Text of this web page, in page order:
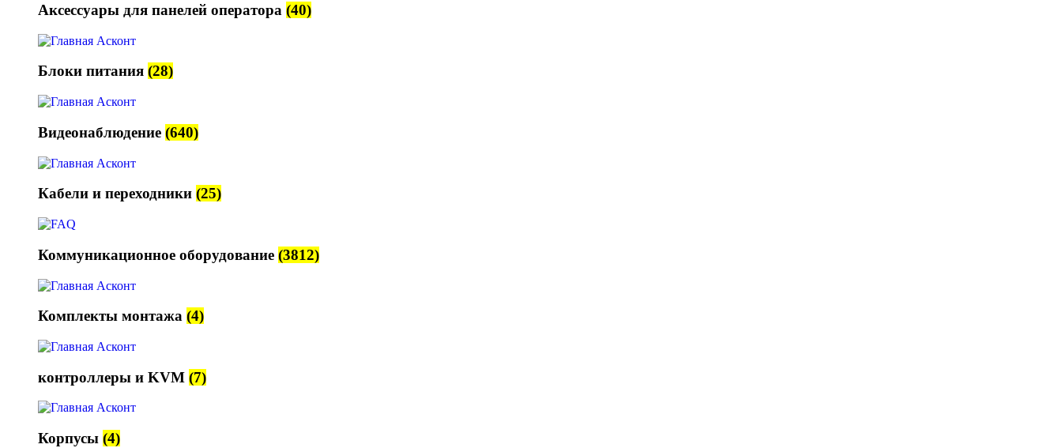
Аксессуары для панелей оператора (40)
Блоки питания (28)
Видеонаблюдение (640)
Кабели и переходники (25)
Коммуникационное оборудование (3812)
Комплекты монтажа (4)
контроллеры и KVM (7)
Корпусы (4)